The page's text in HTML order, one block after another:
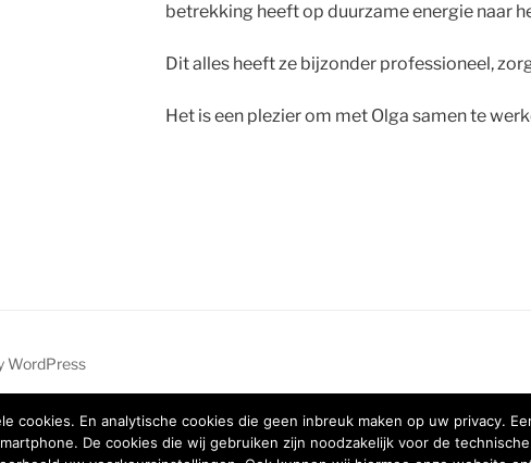
betrekking heeft op duurzame energie naar
Dit alles heeft ze bijzonder professioneel,
Het is een plezier om met Olga samen te
WordPress
cookies. En analytische cookies die geen inbreuk maken op uw privacy.
De cookies die wij gebruiken zijn noodzakelijk voor de